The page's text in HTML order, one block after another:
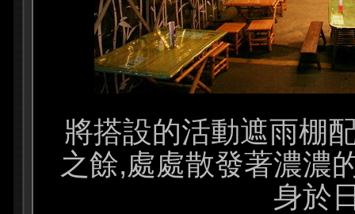
將搭設的活動遮雨棚
之餘,處處散發著濃濃
身於